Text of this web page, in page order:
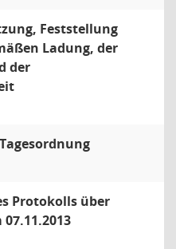
Feststellung
Ladung, der
der
Protokolls über